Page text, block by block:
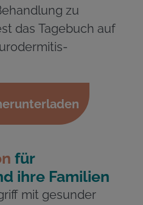
zu
das Tagebuch auf
für
ihre Familien
mit gesunder